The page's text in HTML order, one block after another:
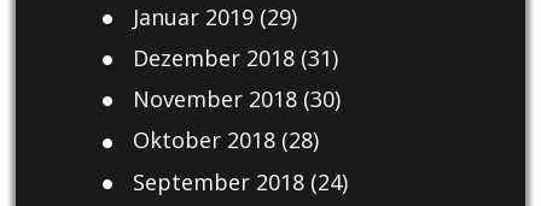
Januar 2019(29)
Dezember 2018(31)
November 2018(30)
Oktober 2018(28)
September 2018(24)